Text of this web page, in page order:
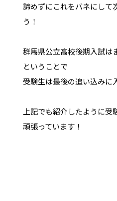
諦めずにこれをバネにして
う！
群馬県公立高校後期入試は
ということで
受験生は最後の追い込みに
上記でも紹介したように
頑張っています！